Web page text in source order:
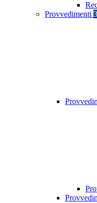
Provvedimenti